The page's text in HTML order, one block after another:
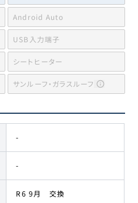
Android Auto
USB入力端子
シートヒーター
サンルーフ・ガラスルーフ
-
-
R6 9月 交換